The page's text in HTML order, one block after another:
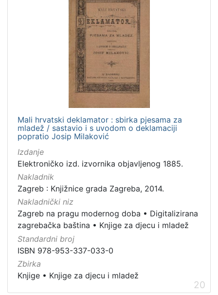
Mali hrvatski deklamator : sbirka pjesama za
mladež / sastavio i s uvodom o deklamaciji
popratio Josip Milaković
Izdanje
Elektroničko izd. izvornika objavljenog 1885.
Nakladnik
Zagreb : Knjižnice grada Zagreba, 2014.
Nakladnički niz
Zagreb na pragu modernog doba • Digitalizirana
zagrebačka baština • Knjige za djecu i mladež
Standardni broj
ISBN 978-953-337-033-0
Zbirka
Knjige • Knjige za djecu i mladež
20